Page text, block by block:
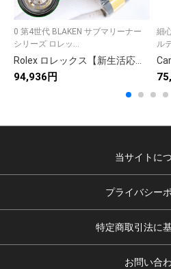
0 第4世代 BLAKEN サブマリーナー
シリーズ ロレッ...
94,936円
細
ル
当サイトに
プライバシー
特定商取引法に
お問い合